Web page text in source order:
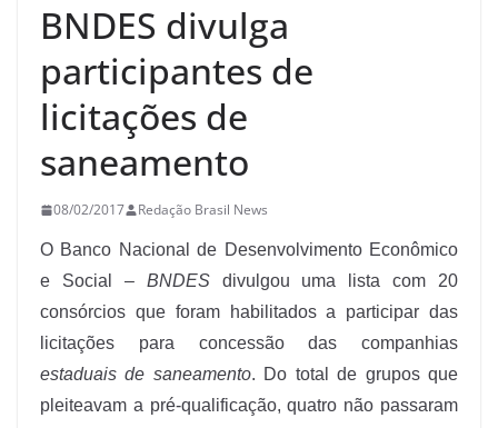
BNDES divulga
participantes de
licitações de
saneamento
08/02/2017 Redação Brasil News
O Banco Nacional de Desenvolvimento Econômico
e Social – BNDESdivulgou uma lista com 20
consórcios que foram habilitados a participar das
licitações para concessão das companhias
estaduais de saneamento. Do total de grupos que
pleiteavam a pré-qualificação, quatro não passaram